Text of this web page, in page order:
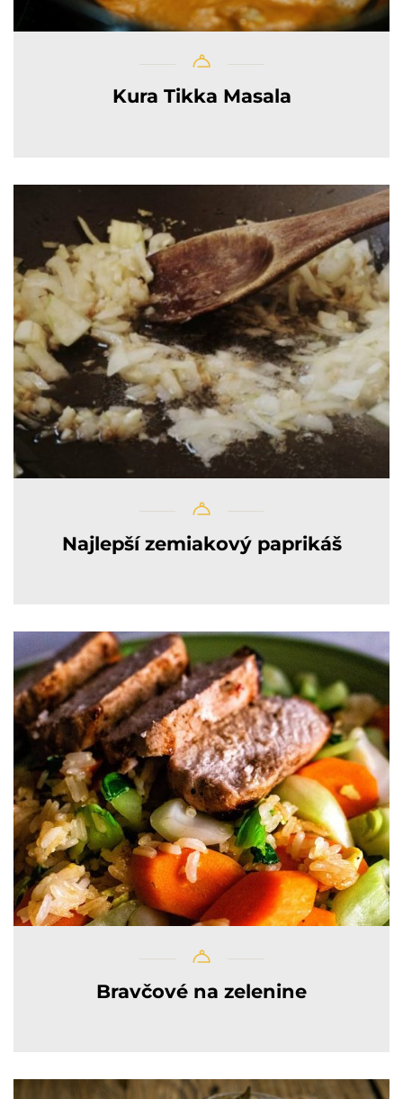
Kura Tikka Masala
Najlepší zemiakový paprikáš
Bravčové na zelenine